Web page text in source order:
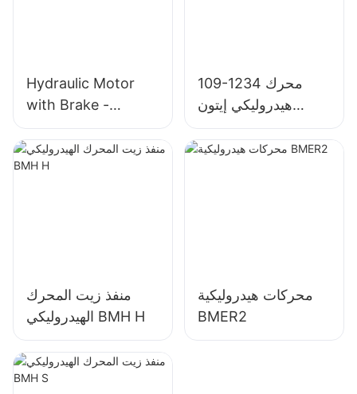
Hydraulic Motor
with Brake -
OMT/BMT Series
109-1234 محرك
هيدروليكي إيتون
4000 شار لين 4K-
310
منفذ زيت المحرك
الهيدروليكي BMH H
محركات هيدروليكية
BMER2